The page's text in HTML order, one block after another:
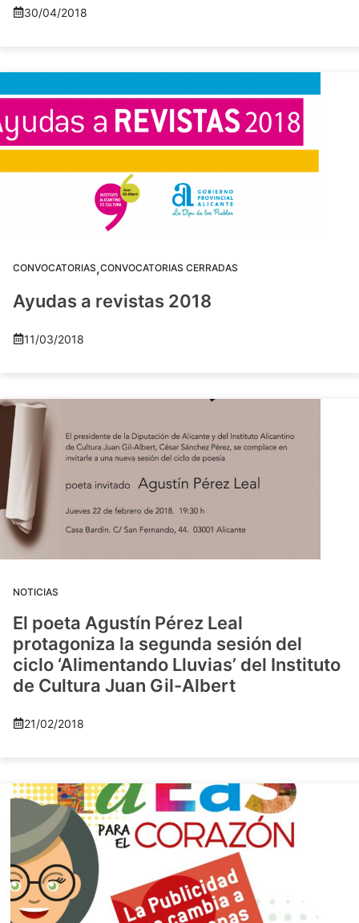
30/04/2018
CONVOCATORIAS,CONVOCATORIAS CERRADAS
Ayudas a revistas 2018
11/03/2018
NOTICIAS
El poeta Agustín Pérez Leal
protagoniza la segunda sesión del
ciclo ‘Alimentando Lluvias’ del Instituto
de Cultura Juan Gil-Albert
21/02/2018